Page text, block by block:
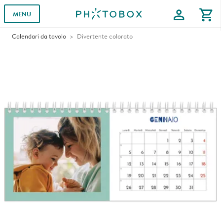
MENU profile shopping_cart
Calendari da tavolo Divertente colorato